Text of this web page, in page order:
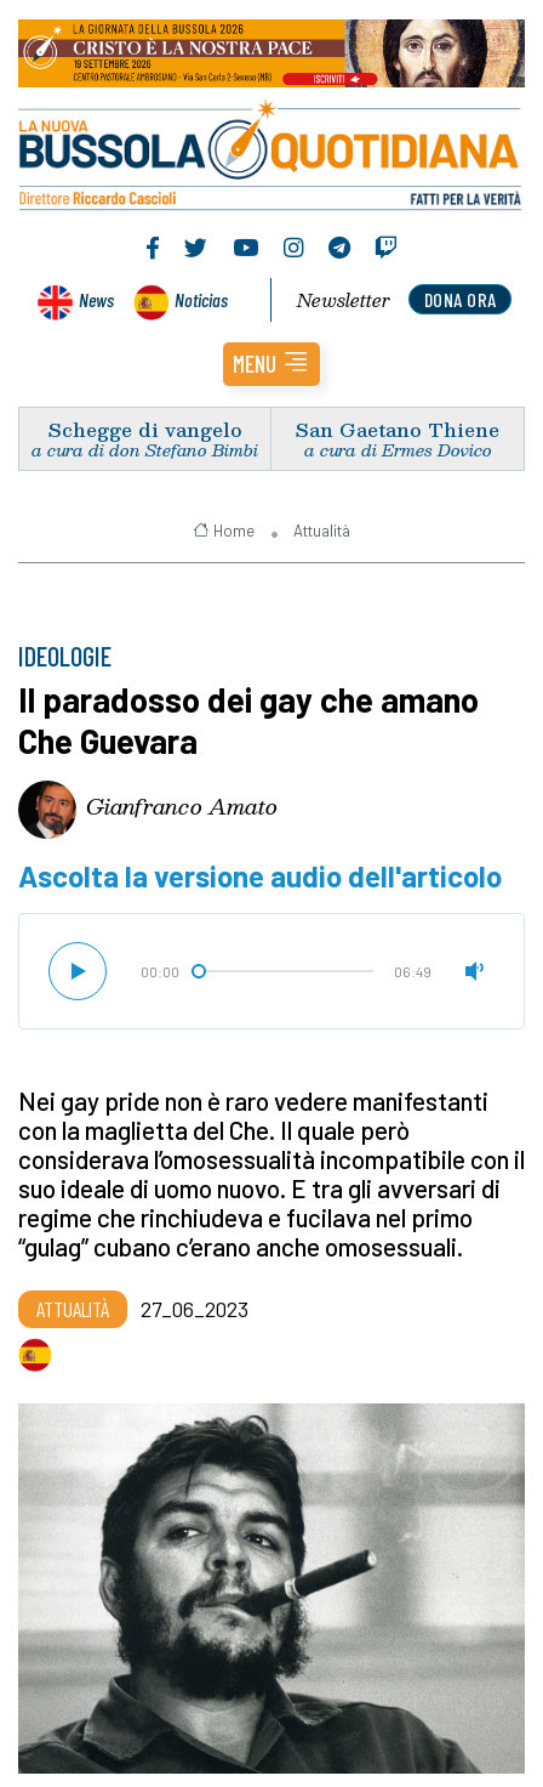
News Noticias DONA ORA
Newsletter
MENU
Schegge di vangelo
a cura di don Stefano Bimbi
San Gaetano Thiene
a cura di Ermes Dovico
Home Attualità
IDEOLOGIE
Il paradosso dei gay che amano
Che Guevara
Gianfranco Amato
Ascolta la versione audio dell'articolo
00:00 06:49
Nei gay pride non è raro vedere manifestanti
con la maglietta del Che. Il quale però
considerava l’omosessualità incompatibile con il
suo ideale di uomo nuovo. E tra gli avversari di
regime che rinchiudeva e fucilava nel primo
“gulag” cubano c’erano anche omosessuali.
ATTUALITÀ 27_06_2023